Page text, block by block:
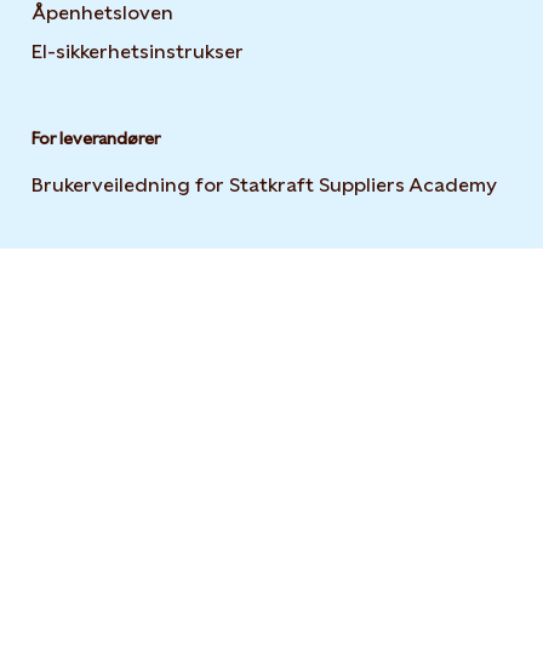
Åpenhetsloven
El-sikkerhetsinstrukser
For leverandører
Brukerveiledning for Statkraft Suppliers Academy